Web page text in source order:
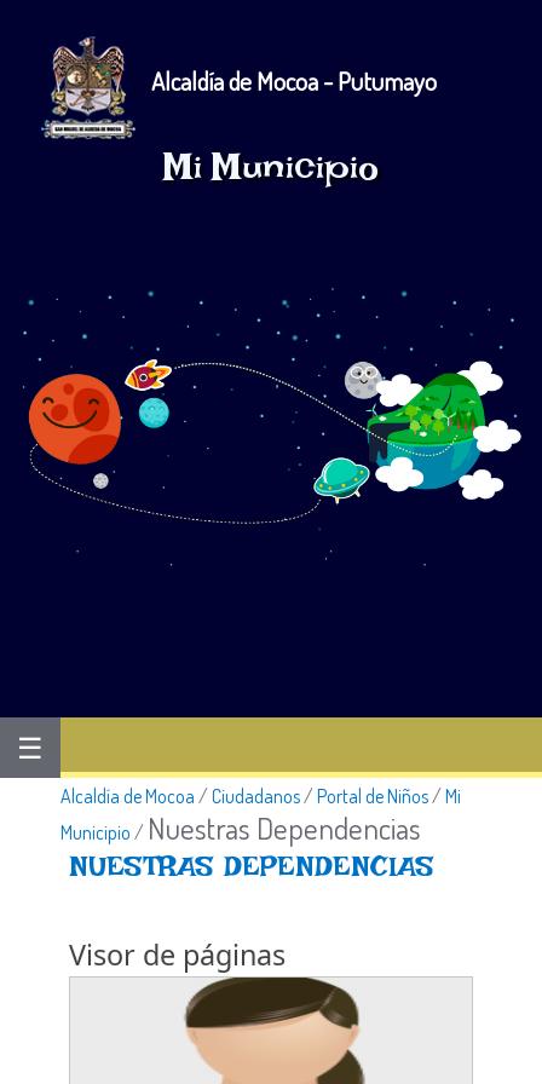
Alcaldía de Mocoa - Putumayo
Mi Municipio
☰
Alcaldía de Mocoa / Ciudadanos/ Portal de Niños/ Mi
Municipio / Nuestras Dependencias
​NUESTRAS DEPENDENCIAS
Visor de páginas